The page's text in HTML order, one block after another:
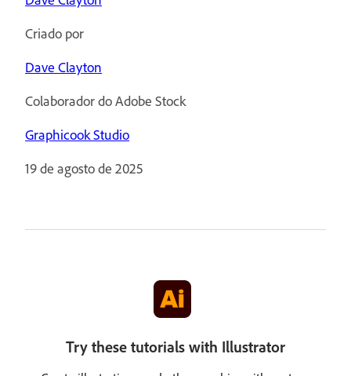
Criado por
Dave Clayton
Colaborador do Adobe Stock
Graphicook Studio
19 de agosto de 2025
Try these tutorials with Illustrator